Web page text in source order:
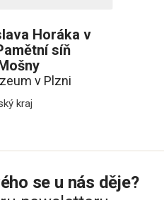
Horáka v
síň
v Plzni
kraj
se u nás děje?